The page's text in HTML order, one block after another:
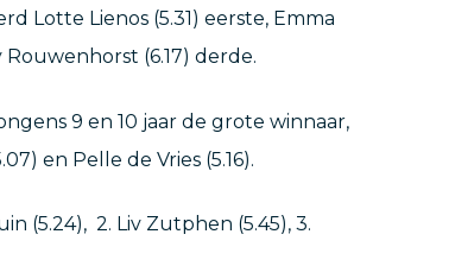
Lotte Lienos (5.31) eerste, Emma
(6.17) derde.
9 en 10 jaar de grote winnaar,
en Pelle de Vries (5.16).
(5.24), 2. Liv Zutphen (5.45), 3.